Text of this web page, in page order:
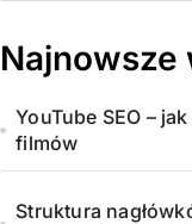
Najnowsze
YouTube SEO –
filmów
Struktura